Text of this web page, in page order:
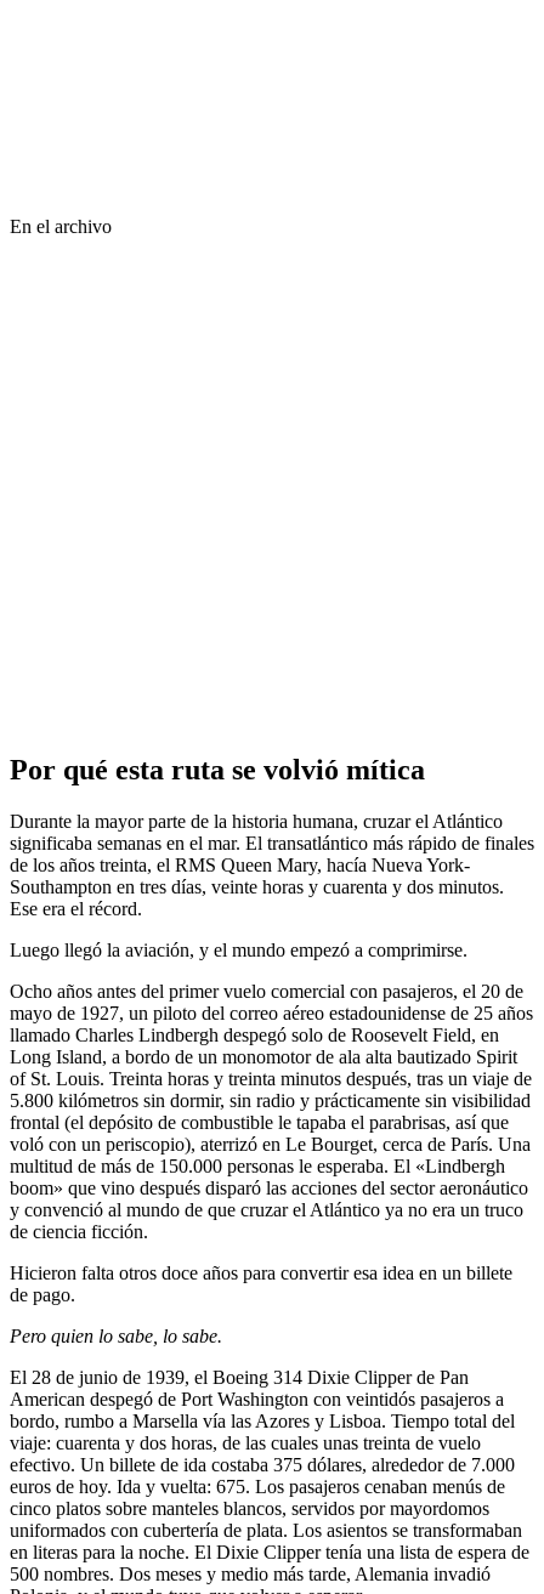
En el archivo
Por qué esta ruta se volvió mítica
Durante la mayor parte de la historia humana, cruzar el Atlántico
significaba semanas en el mar. El transatlántico más rápido de finales
de los años treinta, el RMS Queen Mary, hacía Nueva York-
Southampton en tres días, veinte horas y cuarenta y dos minutos.
Ese era el récord.
Luego llegó la aviación, y el mundo empezó a comprimirse.
Ocho años antes del primer vuelo comercial con pasajeros, el 20 de
mayo de 1927, un piloto del correo aéreo estadounidense de 25 años
llamado Charles Lindbergh despegó solo de Roosevelt Field, en
Long Island, a bordo de un monomotor de ala alta bautizado Spirit
of St. Louis. Treinta horas y treinta minutos después, tras un viaje de
5.800 kilómetros sin dormir, sin radio y prácticamente sin visibilidad
frontal (el depósito de combustible le tapaba el parabrisas, así que
voló con un periscopio), aterrizó en Le Bourget, cerca de París. Una
multitud de más de 150.000 personas le esperaba. El «Lindbergh
boom» que vino después disparó las acciones del sector aeronáutico
y convenció al mundo de que cruzar el Atlántico ya no era un truco
de ciencia ficción.
Hicieron falta otros doce años para convertir esa idea en un billete
de pago.
Pero quien lo sabe, lo sabe.
El 28 de junio de 1939, el Boeing 314 Dixie Clipper de Pan
American despegó de Port Washington con veintidós pasajeros a
bordo, rumbo a Marsella vía las Azores y Lisboa. Tiempo total del
viaje: cuarenta y dos horas, de las cuales unas treinta de vuelo
efectivo. Un billete de ida costaba 375 dólares, alrededor de 7.000
euros de hoy. Ida y vuelta: 675. Los pasajeros cenaban menús de
cinco platos sobre manteles blancos, servidos por mayordomos
uniformados con cubertería de plata. Los asientos se transformaban
en literas para la noche. El Dixie Clipper tenía una lista de espera de
500 nombres. Dos meses y medio más tarde, Alemania invadió